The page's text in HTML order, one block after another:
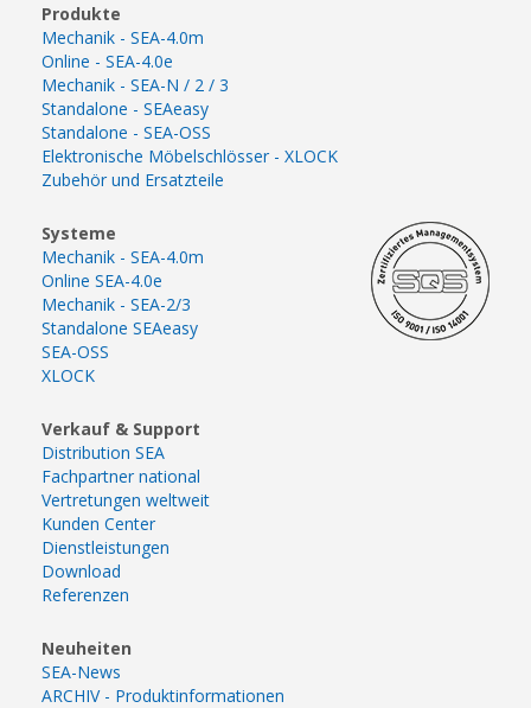
Produkte
Mechanik - SEA-4.0m
Online - SEA-4.0e
Mechanik - SEA-N / 2 / 3
Standalone - SEAeasy
Standalone - SEA-OSS
Elektronische Möbelschlösser - XLOCK
Zubehör und Ersatzteile
Systeme
Mechanik - SEA-4.0m
Online SEA-4.0e
Mechanik - SEA-2/3
Standalone SEAeasy
SEA-OSS
XLOCK
Verkauf & Support
Distribution SEA
Fachpartner national
Vertretungen weltweit
Kunden Center
Dienstleistungen
Download
Referenzen
Neuheiten
SEA-News
ARCHIV - Produktinformationen